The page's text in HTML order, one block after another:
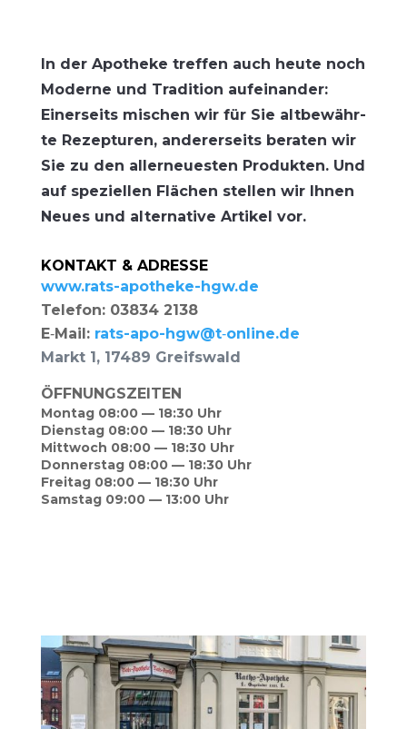
In der Apo­the­ke tref­fen auch heu­te noch
Moder­ne und Tra­di­ti­on auf­ein­an­der:
Einer­seits mischen wir für Sie alt­be­währ­
te Rezep­tu­ren, ande­rer­seits bera­ten wir
Sie zu den aller­neu­es­ten Pro­duk­ten. Und
auf spe­zi­el­len Flä­chen stel­len wir Ihnen
Neu­es und alter­na­ti­ve Arti­kel vor.
KONTAKT & ADRESSE
www.rats-apotheke-hgw.de
Tele­fon: 03834 2138
E‑Mail: rats-apo-hgw@t‑online.de
Markt 1, 17489 Greifswald
ÖFFNUNGSZEITEN
Mon­tag 08:00 — 18:30 Uhr
Diens­tag 08:00 — 18:30 Uhr
Mitt­woch 08:00 — 18:30 Uhr
Don­ners­tag 08:00 — 18:30 Uhr
Frei­tag 08:00 — 18:30 Uhr
Sams­tag 09:00 — 13:00 Uhr